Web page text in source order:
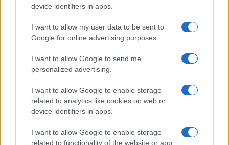
device identifiers in apps.
I want to allow my user data to be sent to
Google for online advertising purposes.
I want to allow Google to send me
personalized advertising.
I want to allow Google to enable storage
related to analytics like cookies on web or
device identifiers in apps.
I want to allow Google to enable storage
related to functionality of the website or app.